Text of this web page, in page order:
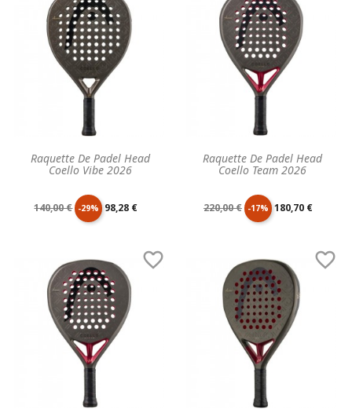
base base
Raquette De Padel Head
Coello Vibe 2026
Prix
base
140,00 € -29% Prix
98,28 €
Raquette De Padel Head
Coello Team 2026
Prix
base
220,00 € -17% Prix
180,70 €
 